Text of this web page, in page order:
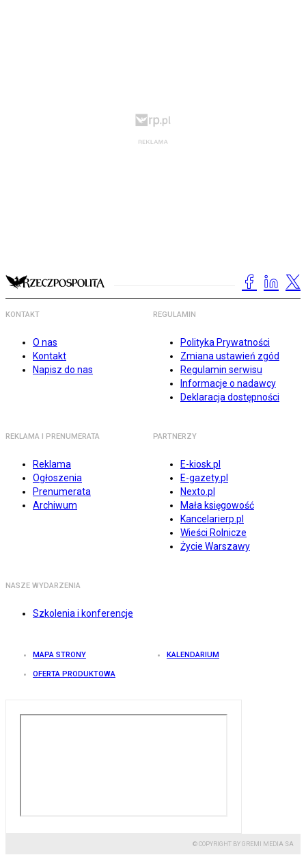
KONTAKT
O nas
Kontakt
Napisz do nas
REGULAMIN
Polityka Prywatności
Zmiana ustawień zgód
Regulamin serwisu
Informacje o nadawcy
Deklaracja dostępności
REKLAMA I PRENUMERATA
Reklama
Ogłoszenia
Prenumerata
Archiwum
PARTNERZY
E-kiosk.pl
E-gazety.pl
Nexto.pl
Mała księgowość
Kancelarierp.pl
Wieści Rolnicze
Życie Warszawy
NASZE WYDARZENIA
Szkolenia i konferencje
MAPA STRONY KALENDARIUM
OFERTA PRODUKTOWA
© COPYRIGHT BY GREMI MEDIA SA